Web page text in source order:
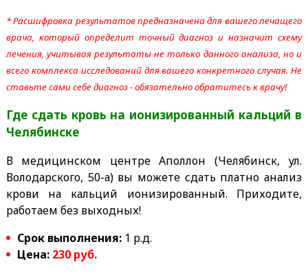
* Расшифровка результатов предназначена для вашего лечащего
врача, который определит точный диагноз и назначит схему
лечения, учитывая результаты не только данного анализа, но и
всего комплекса исследований для вашего конкретного случая. Не
ставьте сами себе диагноз - обязательно обратитесь к врачу!
Где сдать кровь на ионизированный кальций в
Челябинске
В медицинском центре Аполлон (Челябинск, ул.
Володарского, 50-а) вы можете сдать платно анализ
крови на кальций ионизированный. Приходите,
работаем без выходных!
Срок выполнения:1 р.д.
Цена: 230 руб.